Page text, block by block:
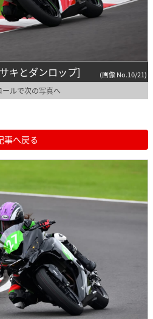
キとダンロップ] (画像 No.10/21)
ールで次の写真へ
事へ戻る